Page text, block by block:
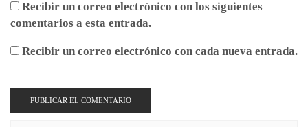
Recibir un correo electrónico con los siguientes
comentarios a esta entrada.
Recibir un correo electrónico con cada nueva entrada.